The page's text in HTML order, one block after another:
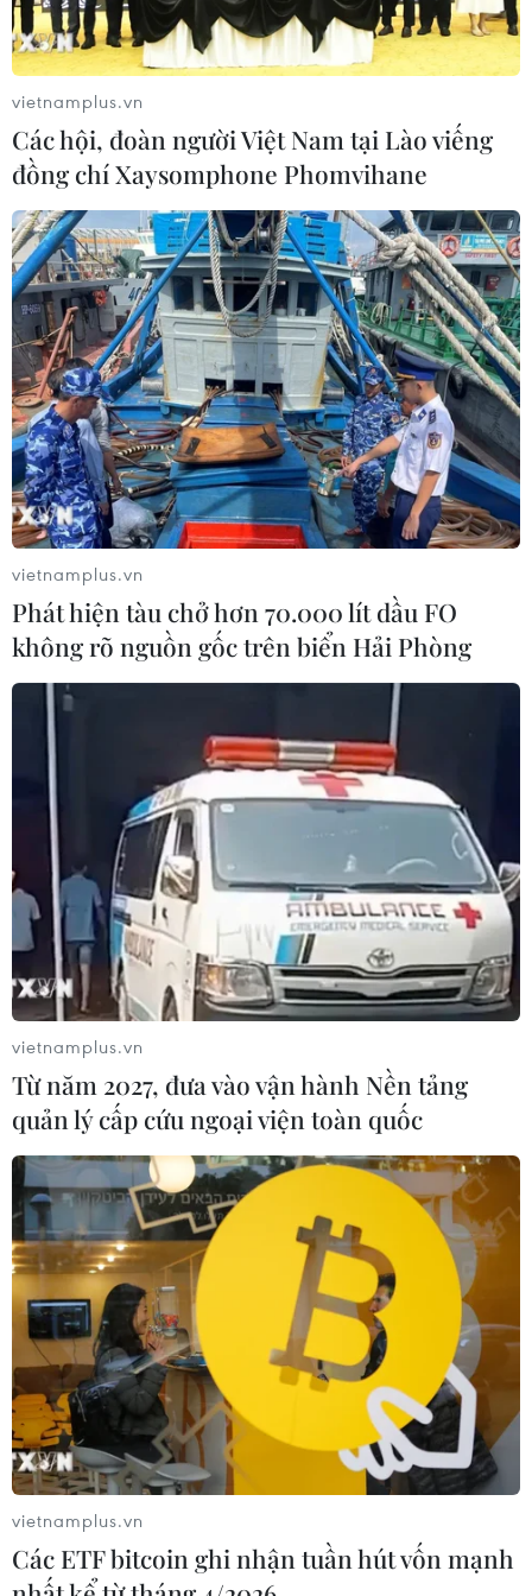
vietnamplus.vn
Các hội, đoàn người Việt Nam tại Lào viếng
đồng chí Xaysomphone Phomvihane
vietnamplus.vn
Phát hiện tàu chở hơn 70.000 lít dầu FO
không rõ nguồn gốc trên biển Hải Phòng
vietnamplus.vn
Từ năm 2027, đưa vào vận hành Nền tảng
quản lý cấp cứu ngoại viện toàn quốc
vietnamplus.vn
Các ETF bitcoin ghi nhận tuần hút vốn mạnh